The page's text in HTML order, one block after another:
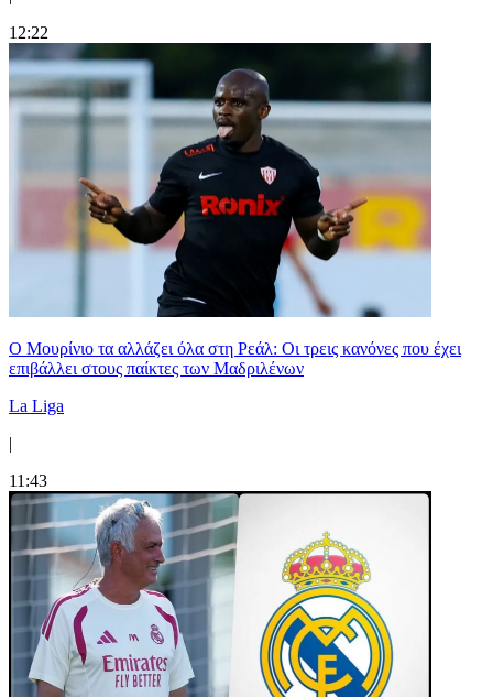
12:22
Ο Μουρίνιο τα αλλάζει όλα στη Ρεάλ: Οι τρεις κανόνες που έχει
επιβάλλει στους παίκτες των Μαδριλένων
La Liga
|
11:43